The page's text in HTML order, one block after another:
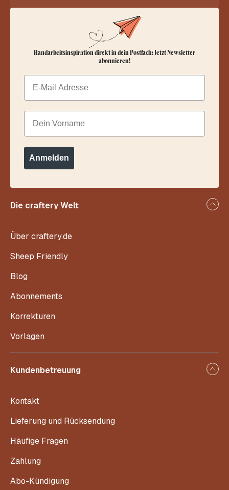
Die craftery Welt
Über craftery.de
Sheep Friendly
Blog
Abonnements
Korrekturen
Vorlagen
Kundenbetreuung
Kontakt
Lieferung und Rücksendung
Häufige Fragen
Zahlung
Abo-Kündigung
Handarbeitsinspiration direkt in dein Postfach: Jetzt Newsletter
abonnieren!
Email
Dein Vorname
Anmelden